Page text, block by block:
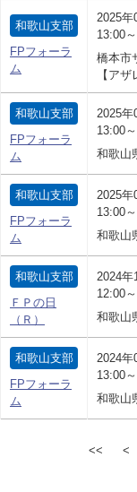
和歌山支部
FPフォーラ
ム
2025年
13:00
橋本市
【アザ
和歌山支部
FPフォーラ
ム
2025年
13:00
和歌
和歌山支部
FPフォーラ
ム
2025年
13:00
和歌
和歌山支部
ＦＰの日
（Ｒ）
2024年
12:00
和歌山
和歌山支部
FPフォーラ
ム
2024年
13:00
和歌
<< <